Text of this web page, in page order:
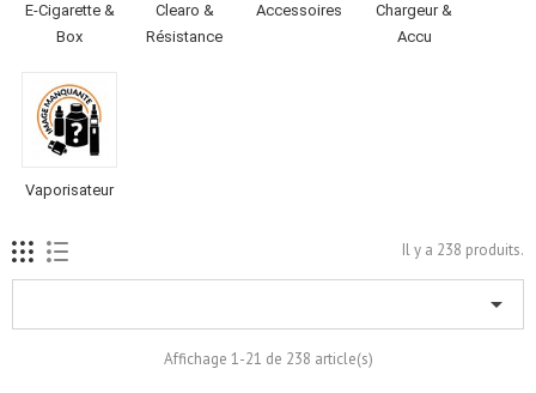
E-Cigarette &
Box
Clearo &
Résistance
Accessoires
Chargeur &
Accu
Vaporisateur
Il y a 238 produits.

Affichage 1-21 de 238 article(s)